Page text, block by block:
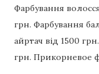
Фарбування
грн. Фарбування
айртач від 1500
грн. Прикорневое